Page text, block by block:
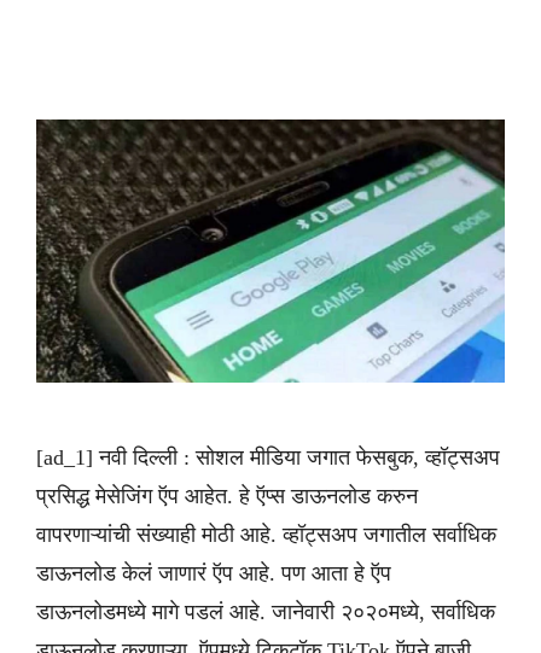
[ad_1] नवी दिल्ली : सोशल मीडिया जगात फेसबुक, व्हॉट्सअप
प्रसिद्ध मेसेजिंग ऍप आहेत. हे ऍप्स डाऊनलोड करुन
वापरणाऱ्यांची संख्याही मोठी आहे. व्हॉट्सअप जगातील सर्वाधिक
डाऊनलोड केलं जाणारं ऍप आहे. पण आता हे ऍप
डाऊनलोडमध्ये मागे पडलं आहे. जानेवारी २०२०मध्ये, सर्वाधिक